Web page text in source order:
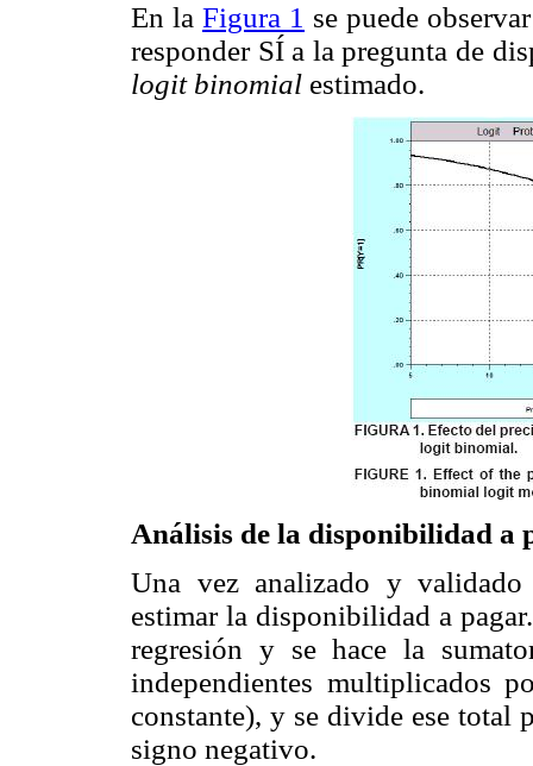
En la Figura 1 se puede
responder SÍ a la pregunta de
logit binomial estimado.
Análisis de la disponibilidad a
Una vez analizado y
estimar la disponibilidad a
regresión y se hace la
independientes multiplicados
constante), y se divide ese total
signo negativo.